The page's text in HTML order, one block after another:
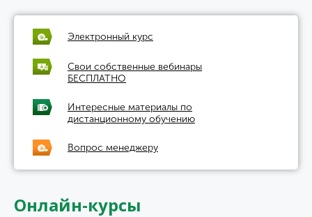
Электронный курс
Свои собственные вебинары
БЕСПЛАТНО
Интересные материалы по
дистанционному обучению
Вопрос менеджеру
Онлайн-курсы